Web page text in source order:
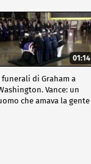
01:14
funerali di Graham a
Vance: un
che amava la gente